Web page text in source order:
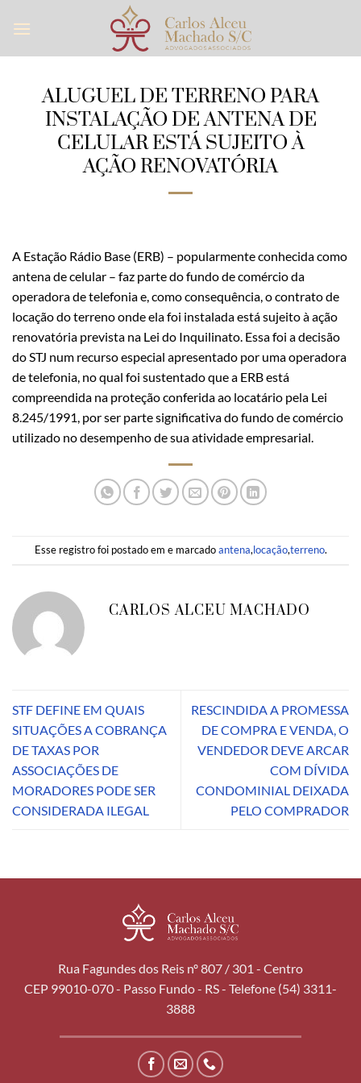
ALUGUEL DE TERRENO PARA
INSTALAÇÃO DE ANTENA DE
CELULAR ESTÁ SUJEITO À
AÇÃO RENOVATÓRIA
A Estação Rádio Base (ERB) – popularmente conhecida como
antena de celular – faz parte do fundo de comércio da
operadora de telefonia e, como consequência, o contrato de
locação do terreno onde ela foi instalada está sujeito à ação
renovatória prevista na Lei do Inquilinato. Essa foi a decisão
do STJ num recurso especial apresentado por uma operadora
de telefonia, no qual foi sustentado que a ERB está
compreendida na proteção conferida ao locatário pela Lei
8.245/1991, por ser parte significativa do fundo de comércio
utilizado no desempenho de sua atividade empresarial.
Esse registro foi postado em e marcadoantena,locação,terreno.
CARLOS ALCEU MACHADO
STF DEFINE EM QUAIS
SITUAÇÕES A COBRANÇA
DE TAXAS POR
ASSOCIAÇÕES DE
MORADORES PODE SER
CONSIDERADA ILEGAL
RESCINDIDA A PROMESSA
DE COMPRA E VENDA, O
VENDEDOR DEVE ARCAR
COM DÍVIDA
CONDOMINIAL DEIXADA
PELO COMPRADOR
Rua Fagundes dos Reis nº 807 / 301 - Centro
CEP 99010-070 - Passo Fundo - RS - Telefone (54) 3311-
3888